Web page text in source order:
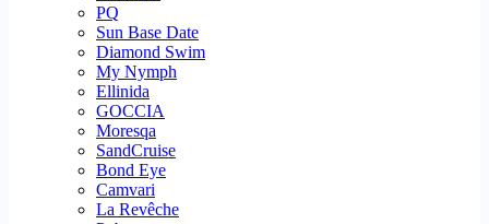
PQ
Sun Base Date
Diamond Swim
My Nymph
Ellinida
GOCCIA
Moresqa
SandCruise
Bond Eye
Camvari
La Revêche